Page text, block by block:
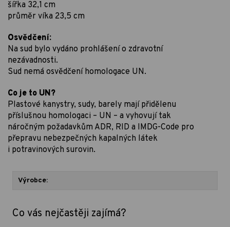
šířka 32,1 cm
průměr víka 23,5 cm
Osvědčení:
Na sud bylo vydáno prohlášení o zdravotní
nezávadnosti.
Sud nemá osvědčení homologace UN.
Co je to UN?
Plastové kanystry, sudy, barely mají přidělenu
příslušnou homologaci – UN – a vyhovují tak
náročným požadavkům ADR, RID a IMDG-Code pro
přepravu nebezpečných kapalných látek
i potravinových surovin.
Výrobce:
Co vás nejčastěji zajímá?